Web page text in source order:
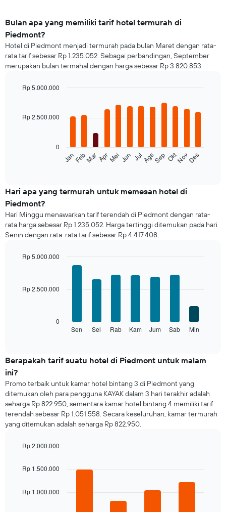
Bulan apa yang memiliki tarif hotel termurah di
Piedmont?
Hotel di Piedmont menjadi termurah pada bulan Maret dengan rata-
rata tarif sebesar Rp 1.235.052. Sebagai perbandingan, September
merupakan bulan termahal dengan harga sebesar Rp 3.820.853.
with
rata
harga
dari
sebuah
kamar
untuk
bulannya
memiliki
ini
memiliki
1
sumbu
yang
menampilkan
rata-
harga
JanFebMar AprMeiJun JulAgsSep OktNovDes
0
Rp 2.500.000
Rp 5.000.000
Hari apa yang termurah untuk memesan hotel di
Piedmont?
Hari Minggu menawarkan tarif terendah di Piedmont dengan rata-
rata harga sebesar Rp 1.235.052. Harga tertinggi ditemukan pada hari
Senin dengan rata-rata tarif sebesar Rp 4.417.408.
rata
harga
untuk
setiap
hari
Grafik
ini
yang
hari.
Sen Sel Rab Kam Jum Sab Min
0
Rp 2.500.000
Rp 5.000.000
Berapakah tarif suatu hotel di Piedmont untuk malam
ini?
Promo terbaik untuk kamar hotel bintang 3 di Piedmont yang
ditemukan oleh para pengguna KAYAK dalam 3 hari terakhir adalah
seharga Rp 822.950, sementara kamar hotel bintang 4 memiliki tarif
terendah sebesar Rp 1.051.558. Secara keseluruhan, kamar termurah
yang ditemukan adalah seharga Rp 822.950.
with
bars.
Rp 1.000.000
Rp 1.500.000
Rp 2.000.000